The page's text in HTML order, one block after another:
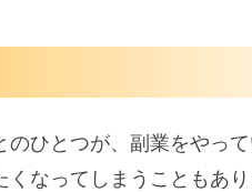
ひとつが、副業をやっ
なってしまうこともあ